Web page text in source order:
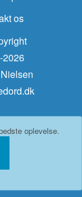
os
2026
oplevelse.